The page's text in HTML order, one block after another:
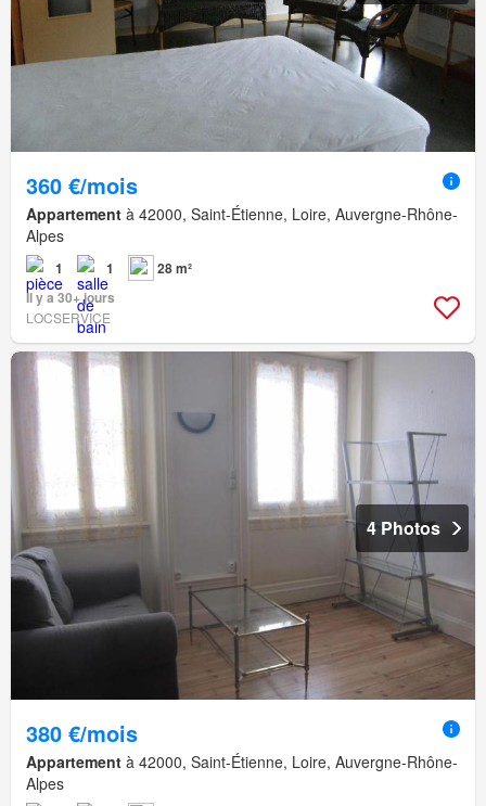
360 €/mois
Appartement à 42000, Saint-Étienne, Loire, Auvergne-Rhône-
Alpes
1 1
28 m²
Il y a 30+ jours
LOCSERVICE
4 Photos
380 €/mois
Appartement à 42000, Saint-Étienne, Loire, Auvergne-Rhône-
Alpes